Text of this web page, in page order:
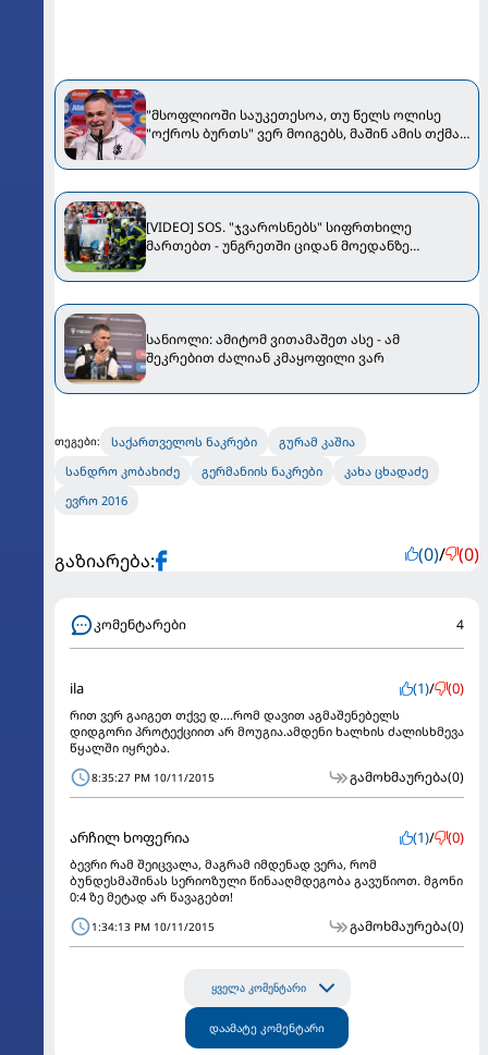
"მსოფლიოში საუკეთესოა, თუ წელს ოლისე
"ოქროს ბურთს" ვერ მოიგებს, მაშინ ამის თქმა
[VIDEO] SOS. "ჯვაროსნებს" სიფრთხილე
მართებთ - უნგრეთში ციდან მოედანზე
სანიოლი: ამიტომ ვითამაშეთ ასე - ამ
შეკრებით ძალიან კმაყოფილი ვარ
თეგები: საქართველოს ნაკრები
გურამ კაშია
სანდრო კობახიძე
გერმანიის ნაკრები
კახა ცხადაძე
ევრო 2016
გაზიარება: (0)/ (0)
კომენტარები 4
ila (1)/ (0)
რით ვერ გაიგეთ თქვე დ....რომ დავით აგმაშენებელს
დიდგორი პროტექციით არ მოუგია.ამდენი ხალხის ძალისხმევა
წყალში იყრება.
8:35:27 PM 10/11/2015 გამოხმაურება(0)
არჩილ ხოფერია (1)/ (0)
ბევრი რამ შეიცვალა, მაგრამ იმდენად ვერა, რომ
ბუნდესმაშინას სერიოზული წინააღმდეგობა გავუწიოთ. მგონი
0:4 ზე მეტად არ წავაგებთ!
1:34:13 PM 10/11/2015 გამოხმაურება(0)
ყველა კომენტარი
დაამატე კომენტარი